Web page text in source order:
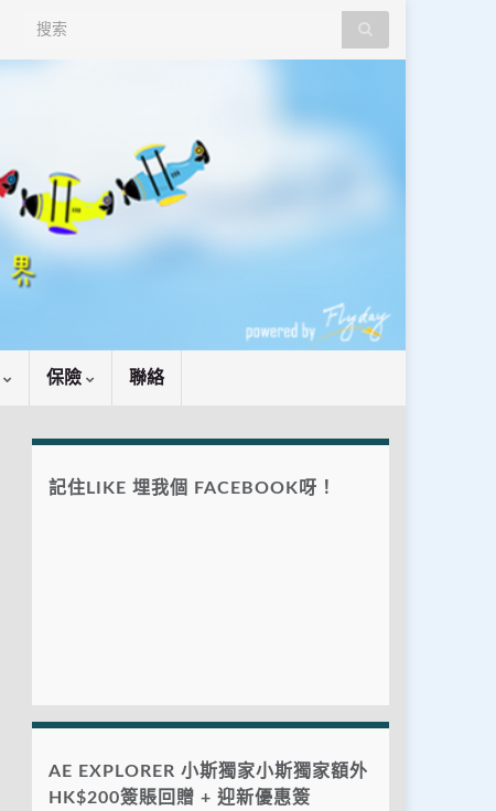
Search for:
保險 聯絡
記住LIKE 埋我個 FACEBOOK呀！
AE EXPLORER 小斯獨家小斯獨家額外
HK$200簽賬回贈 + 迎新優惠簽